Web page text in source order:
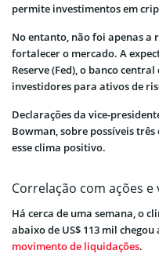
permite investimentos em
No entanto, não foi apenas a
fortalecer o mercado. A
Reserve (Fed), o banco
investidores para ativos de
Declarações da vice-
Bowman, sobre possíveis
esse clima positivo.
Correlação com ações
Há cerca de uma semana, o
abaixo de US$ 113 mil
movimento de liquidações.